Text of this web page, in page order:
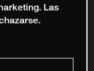
Las